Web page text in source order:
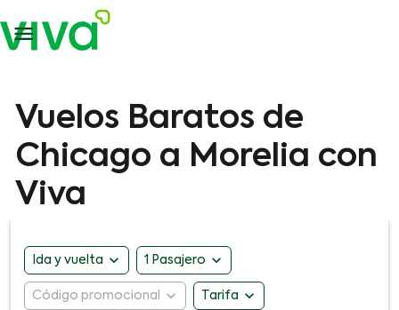

Vuelos Baratos de
Chicago a Morelia con
Viva
Ida y vuelta expand_more 1 Pasajero expand_more
Código promocional expand_more Tarifa expand_more